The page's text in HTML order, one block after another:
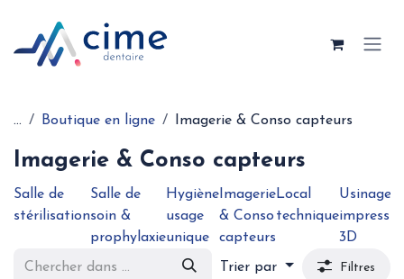
... Boutique en ligne Imagerie & Conso capteurs
Imagerie & Conso capteurs
Salle de
stérilisation
Salle de
soin &
prophylaxie
Hygiène
usage
unique
Imagerie
& Conso
capteurs
Local
technique
Usinage
3D
Trier par Filtres